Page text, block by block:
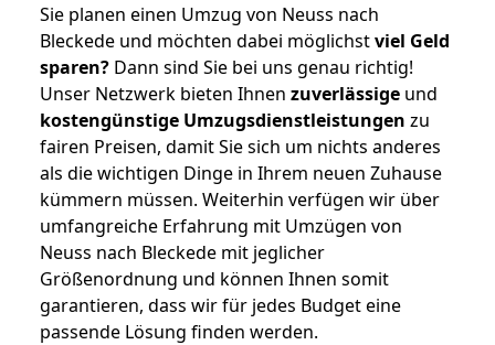
Sie planen einen Umzug von Neuss nach
Bleckede und möchten dabei möglichstviel Geld
sparen? Dann sind Sie bei uns genau richtig!
Unser Netzwerk bieten Ihnen zuverlässige und
kostengünstige Umzugsdienstleistungen zu
fairen Preisen, damit Sie sich um nichts anderes
als die wichtigen Dinge in Ihrem neuen Zuhause
kümmern müssen. Weiterhin verfügen wir über
umfangreiche Erfahrung mit Umzügen von
Neuss nach Bleckede mit jeglicher
Größenordnung und können Ihnen somit
garantieren, dass wir für jedes Budget eine
passende Lösung finden werden.